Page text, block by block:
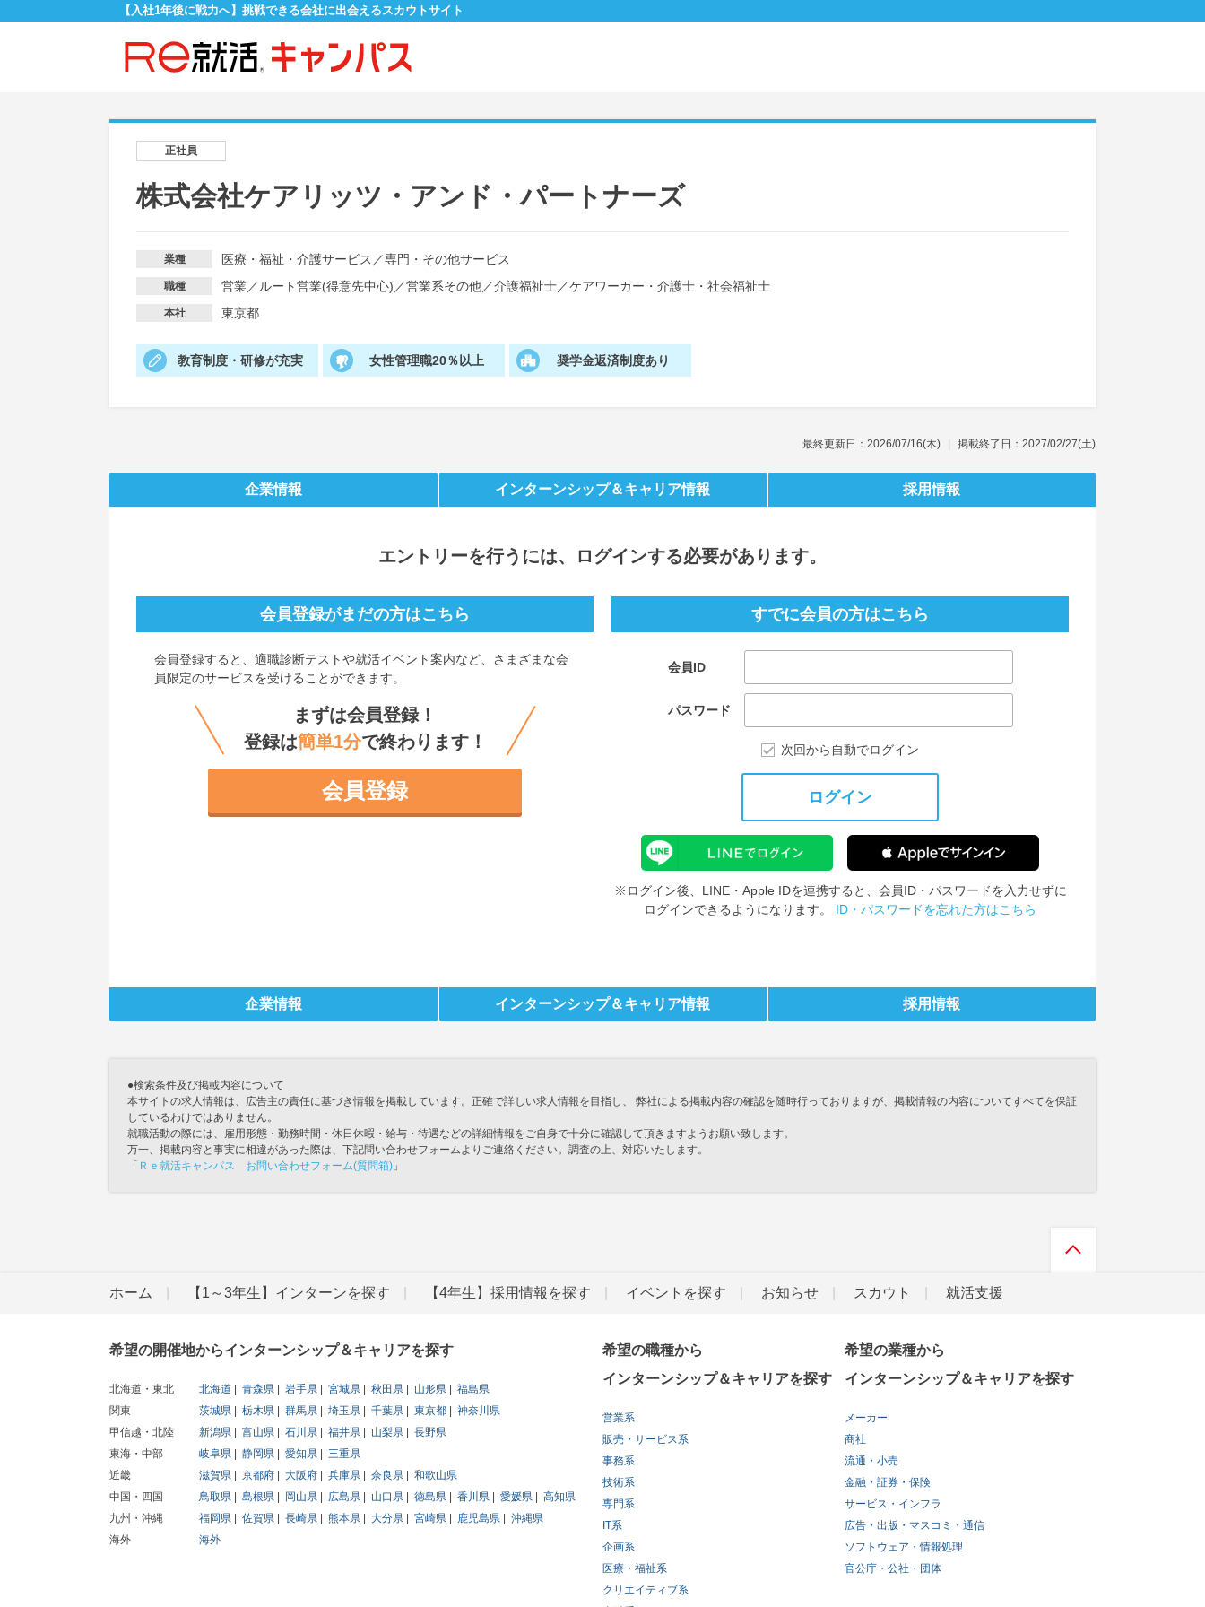
【入社1年後に戦力へ】挑戦できる会社に出会えるスカウトサイト
正社員
株式会社ケアリッツ・アンド・パートナーズ
業種 医療・福祉・介護サービス ／専門・その他サービス
職種 営業／ ルート営業(得意先中心) ／営業系その他／介護福祉士／ケアワーカー・介護士・社会福祉士
本社 東京都
教育制度・研修が充実 女性管理職20％以上 奨学金返済制度あり
最終更新日：2026/07/16(木) 掲載終了日：2027/02/27(土)
企業情報 インターンシップ＆キャリア情報 採用情報
エントリーを行うには、ログインする必要があります。
すでに会員の方はこちら
会員ID
パスワード
次回から自動でログイン
ログイン
※ログイン後、LINE・Apple IDを連携すると、会員ID・パスワードを入力せずに
ログインできるようになります。 ID・パスワードを忘れた方はこちら
会員登録がまだの方はこちら
会員登録すると、 適職診断テストや就活イベント案内など、さまざまな会
員限定のサービスを受けることができます。
まずは会員登録！
登録は簡単1分で終わります！
会員登録
企業情報 インターンシップ＆キャリア情報 採用情報
●検索条件及び掲載内容について
本サイトの求人情報は、広告主の責任に基づき情報を掲載しています。正確で詳しい求人情報を目指し、 弊社による掲載内容の確認を随時行っておりますが、掲載情報の内容についてすべてを保証
しているわけではありません。
就職活動の際には、雇用形態・勤務時間・休日休暇・給与・待遇などの詳細情報をご自身で十分に確認して頂きますようお願い致します。
万一、掲載内容と事実に相違があった際は、下記問い合わせフォームよりご連絡ください。調査の上、対応いたします。
「 Ｒｅ就活キャンパス お問い合わせフォーム(質問箱) 」
ホーム 【1～3年生】インターンを探す 【4年生】採用情報を探す イベントを探す お知らせ スカウト 就活支援
希望の開催地からインターンシップ＆キャリアを探す
北海道・東北 北海道 青森県 岩手県 宮城県 秋田県 山形県
福島県
関東
茨城県 栃木県 群馬県 埼玉県 千葉県 東京都
神奈川県
甲信越・北陸
新潟県 富山県 石川県 福井県 山梨県
長野県
東海・中部
岐阜県 静岡県 愛知県
三重県
近畿
滋賀県 京都府 大阪府 兵庫県 奈良県
和歌山県
中国・四国
鳥取県 島根県 岡山県 広島県 山口県 徳島県 香川県 愛媛県
高知県
九州・沖縄
福岡県 佐賀県 長崎県 熊本県 大分県 宮崎県 鹿児島県
沖縄県
海外
海外
希望の職種から
インターンシップ＆キャリアを探す
営業系
販売・サービス系
事務系
技術系
専門系
IT系
企画系
医療・福祉系
クリエイティブ系
希望の業種から
インターンシップ＆キャリアを探す
メーカー
商社
流通・小売
金融・証券・保険
サービス・インフラ
広告・出版・マスコミ・通信
ソフトウェア・情報処理
官公庁・公社・団体